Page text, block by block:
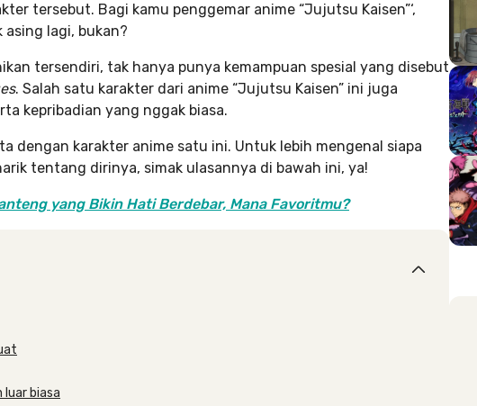
tersebut. Bagi kamu penggemar anime “Jujutsu Kaisen”‘,
lagi, bukan?
tersendiri, tak hanya punya kemampuan spesial yang disebut
. Salah satu karakter dari anime “Jujutsu Kaisen” ini juga
kepribadian yang nggak biasa.
dengan karakter anime satu ini. Untuk lebih mengenal siapa
tentang dirinya, simak ulasannya di bawah ini, ya!
yang Bikin Hati Berdebar, Mana Favoritmu?
luar biasa